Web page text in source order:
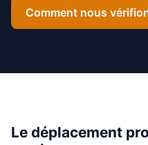
Comment nous
Le déplacement